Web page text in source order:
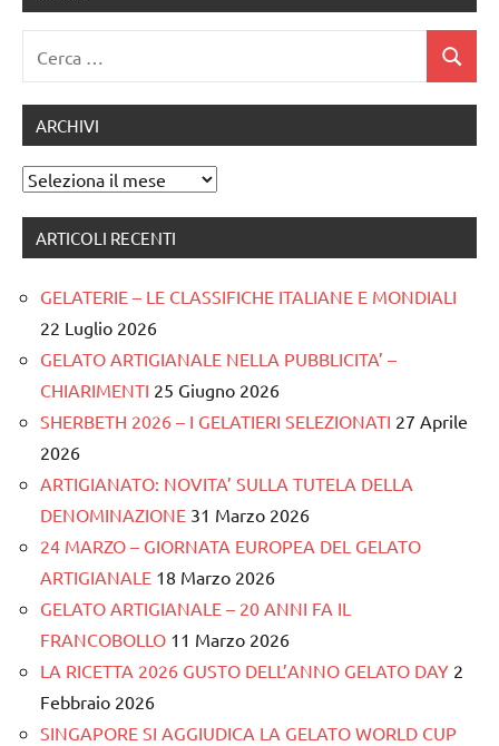
per:
Cerca
ARCHIVI
Archivi
ARTICOLI RECENTI
GELATERIE – LE CLASSIFICHE ITALIANE E MONDIALI
22 Luglio 2026
GELATO ARTIGIANALE NELLA PUBBLICITA’ –
CHIARIMENTI 25 Giugno 2026
SHERBETH 2026 – I GELATIERI SELEZIONATI 27 Aprile
2026
ARTIGIANATO: NOVITA’ SULLA TUTELA DELLA
DENOMINAZIONE 31 Marzo 2026
24 MARZO – GIORNATA EUROPEA DEL GELATO
ARTIGIANALE 18 Marzo 2026
GELATO ARTIGIANALE – 20 ANNI FA IL
FRANCOBOLLO 11 Marzo 2026
LA RICETTA 2026 GUSTO DELL’ANNO GELATO DAY 2
Febbraio 2026
SINGAPORE SI AGGIUDICA LA GELATO WORLD CUP